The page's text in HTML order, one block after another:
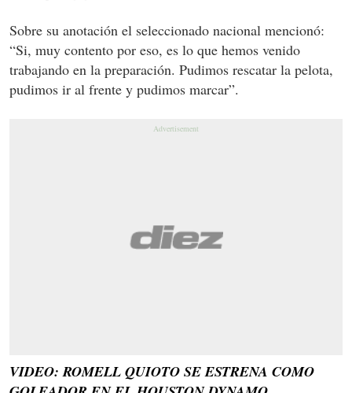
Sobre su anotación el seleccionado nacional mencionó:
“Si, muy contento por eso, es lo que hemos venido
trabajando en la preparación. Pudimos rescatar la pelota,
pudimos ir al frente y pudimos marcar”.
VIDEO: ROMELL QUIOTO SE ESTRENA COMO